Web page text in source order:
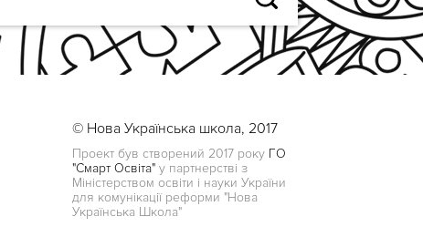
© Нова Українська школа, 2017
Проект був створений 2017 року ГО
"Смарт Освіта" у партнерстві з
Міністерством освіти і науки України
для комунікації реформи "Нова
Українська Школа"